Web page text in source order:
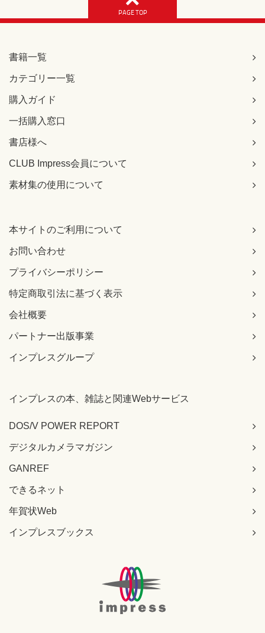
PAGE TOP
書籍一覧
カテゴリー一覧
購入ガイド
一括購入窓口
書店様へ
CLUB Impress会員について
素材集の使用について
本サイトのご利用について
お問い合わせ
プライバシーポリシー
特定商取引法に基づく表示
会社概要
パートナー出版事業
インプレスグループ
インプレスの本、雑誌と関連Webサービス
DOS/V POWER REPORT
デジタルカメラマガジン
GANREF
できるネット
年賀状Web
インプレスブックス